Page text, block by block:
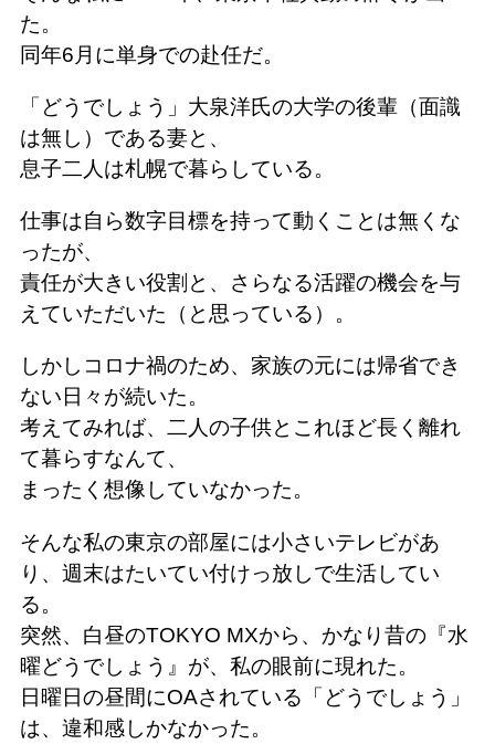
た。
同年6月に単身での赴任だ。
「どうでしょう」大泉洋氏の大学の後輩（面識
は無し）である妻と、
息子二人は札幌で暮らしている。
仕事は自ら数字目標を持って動くことは無くな
ったが、
責任が大きい役割と、さらなる活躍の機会を与
えていただいた（と思っている）。
しかしコロナ禍のため、家族の元には帰省でき
ない日々が続いた。
考えてみれば、二人の子供とこれほど長く離れ
て暮らすなんて、
まったく想像していなかった。
そんな私の東京の部屋には小さいテレビがあ
り、週末はたいてい付けっ放しで生活してい
る。
突然、白昼のTOKYO MXから、かなり昔の『水
曜どうでしょう』が、私の眼前に現れた。
日曜日の昼間にOAされている「どうでしょう」
は、違和感しかなかった。